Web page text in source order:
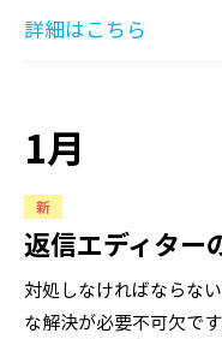
詳細はこちら
1月
返信エディター
新
対処しなければならな
な解決が必要不可欠で